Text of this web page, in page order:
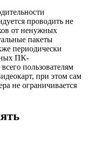
проводить не
от ненужных
пакеты
периодически
ПК-
пользователям
при этом сам
не ограничивается